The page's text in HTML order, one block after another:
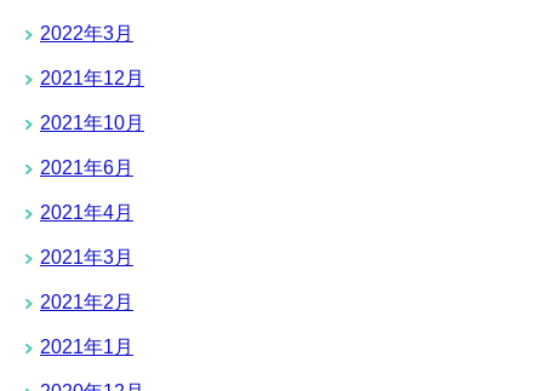
2022年3月
2021年12月
2021年10月
2021年6月
2021年4月
2021年3月
2021年2月
2021年1月